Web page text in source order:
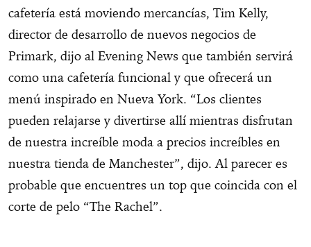
cafetería está moviendo mercancías, Tim Kelly,
director de desarrollo de nuevos negocios de
Primark, dijo al Evening News que también servirá
como una cafetería funcional y que ofrecerá un
menú inspirado en Nueva York. “Los clientes
pueden relajarse y divertirse allí mientras disfrutan
de nuestra increíble moda a precios increíbles en
nuestra tienda de Manchester”, dijo. Al parecer es
probable que encuentres un top que coincida con el
corte de pelo “The Rachel”.